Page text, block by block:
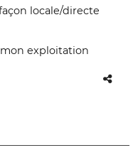
locale/directe
exploitation